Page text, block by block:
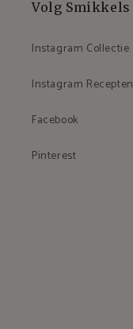
Volg Smikkels
Instagram Collectie
Instagram Recepten
Facebook
Pinterest